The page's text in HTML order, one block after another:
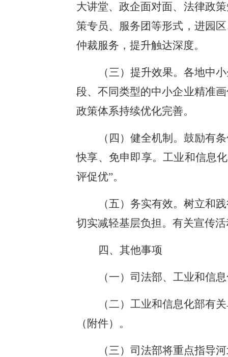
大讲堂、政企面对面、法律政
策专员、服务团等形式，进园
仲裁服务，提升触达深度。
（三）提升效果。各地中
段、不同类型的中小企业精准
政策体系持续优化完善。
（四）健全机制。鼓励有
快享、免申即享。工业和信息
评促优”。
（五）务实有效。树立和
切实减轻基层负担。有关宣传
四、其他事项
（一）司法部、工业和信
（二）工业和信息化部有
（附件）。
（三）司法部将重点指导